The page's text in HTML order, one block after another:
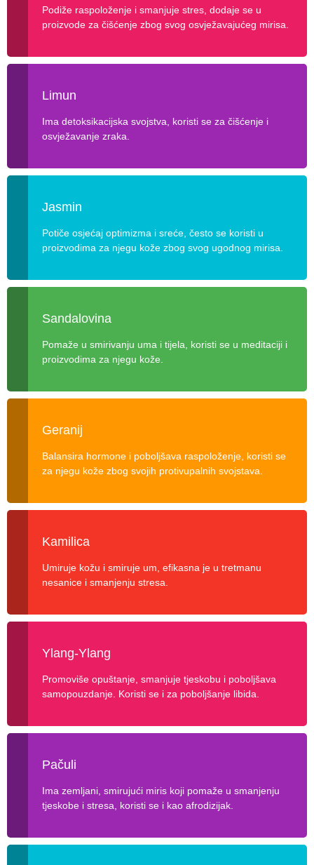
Podiže raspoloženje i smanjuje stres, dodaje se u
proizvode za čišćenje zbog svog osvježavajućeg mirisa.
Limun
Ima detoksikacijska svojstva, koristi se za čišćenje i
osvježavanje zraka.
Jasmin
Potiče osjećaj optimizma i sreće, često se koristi u
proizvodima za njegu kože zbog svog ugodnog mirisa.
Sandalovina
Pomaže u smirivanju uma i tijela, koristi se u meditaciji i
proizvodima za njegu kože.
Geranij
Balansira hormone i poboljšava raspoloženje, koristi se
za njegu kože zbog svojih protivupalnih svojstava.
Kamilica
Umiruje kožu i smiruje um, efikasna je u tretmanu
nesanice i smanjenju stresa.
Ylang-Ylang
Promoviše opuštanje, smanjuje tjeskobu i poboljšava
samopouzdanje. Koristi se i za poboljšanje libida.
Pačuli
Ima zemljani, smirujući miris koji pomaže u smanjenju
tjeskobe i stresa, koristi se i kao afrodizijak.